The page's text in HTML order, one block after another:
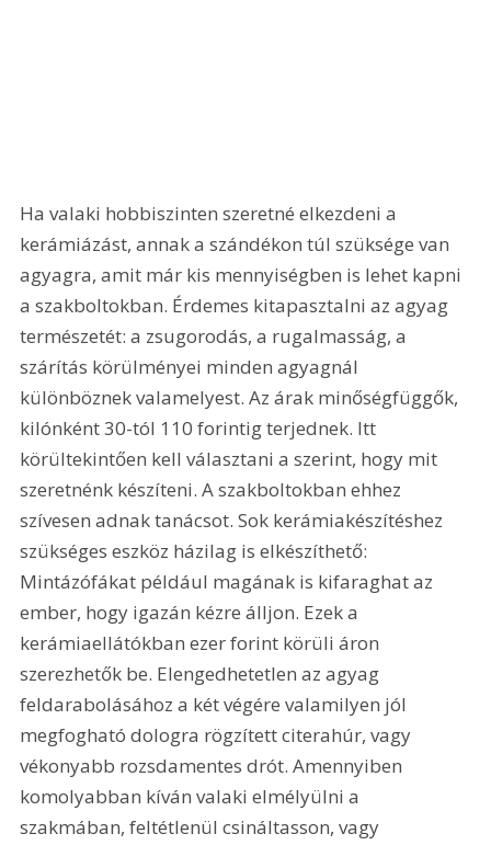
Ha valaki hobbiszinten szeretné elkezdeni a
kerámiázást, annak a szándékon túl szüksége van
agyagra, amit már kis mennyiségben is lehet kapni
a szakboltokban. Érdemes kitapasztalni az agyag
természetét: a zsugorodás, a rugalmasság, a
szárítás körülményei minden agyagnál
különböznek valamelyest. Az árak minőségfüggők,
kilónként 30-tól 110 forintig terjednek. Itt
körültekintően kell választani a szerint, hogy mit
szeretnénk készíteni. A szakboltokban ehhez
szívesen adnak tanácsot. Sok kerámiakészítéshez
szükséges eszköz házilag is elkészíthető:
Mintázófákat például magának is kifaraghat az
ember, hogy igazán kézre álljon. Ezek a
kerámiaellátókban ezer forint körüli áron
szerezhetők be. Elengedhetetlen az agyag
feldarabolásához a két végére valamilyen jól
megfogható dologra rögzített citerahúr, vagy
vékonyabb rozsdamentes drót. Amennyiben
komolyabban kíván valaki elmélyülni a
szakmában, feltétlenül csináltasson, vagy